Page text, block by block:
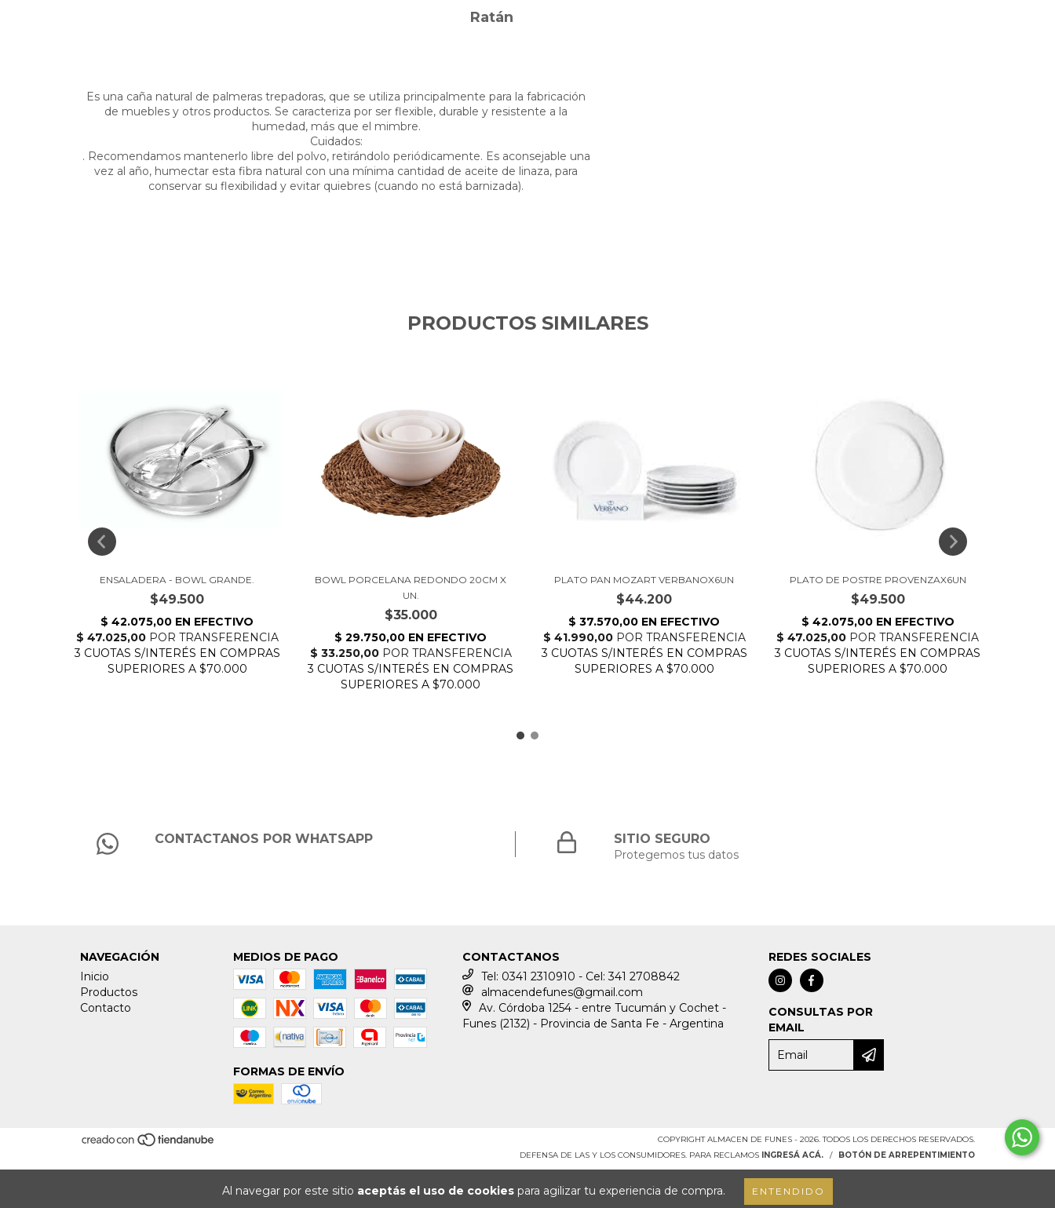
Al navegar por este sitio aceptás el uso de cookies para agilizar tu experiencia de compra. ENTENDIDO
Ratán
Es una caña natural de palmeras trepadoras, que se utiliza principalmente para la fabricación
de muebles y otros productos. Se caracteriza por ser flexible, durable y resistente a la
humedad, más que el mimbre.
Cuidados:
. Recomendamos mantenerlo libre del polvo, retirándolo periódicamente. Es aconsejable una
vez al año, humectar esta fibra natural con una mínima cantidad de aceite de linaza, para
conservar su flexibilidad y evitar quiebres (cuando no está barnizada).
PRODUCTOS SIMILARES
ENSALADERA - BOWL GRANDE.
$49.500
BOWL PORCELANA REDONDO 20CM X
UN.
$35.000
PLATO PAN MOZART VERBANOX6UN
$44.200
PLATO DE POSTRE PROVENZAX6UN
$49.500
CONTACTANOS POR WHATSAPP SITIO SEGURO
Protegemos tus datos
NAVEGACIÓN
Inicio
Productos
Contacto
MEDIOS DE PAGO
FORMAS DE ENVÍO
CONTACTANOS
Tel: 0341 2310910 - Cel: 341 2708842
almacendefunes@gmail.com
Av. Córdoba 1254 - entre Tucumán y Cochet -
Funes (2132) - Provincia de Santa Fe - Argentina
REDES SOCIALES
CONSULTAS POR
EMAIL
COPYRIGHT ALMACEN DE FUNES - 2026. TODOS LOS DERECHOS RESERVADOS.
DEFENSA DE LAS Y LOS CONSUMIDORES. PARA RECLAMOS
INGRESÁ ACÁ. / BOTÓN DE ARREPENTIMIENTO